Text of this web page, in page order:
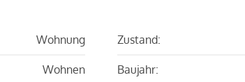
Wohnung
Wohnen
Zustand:
Baujahr: